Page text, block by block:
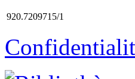
920.7209715/1